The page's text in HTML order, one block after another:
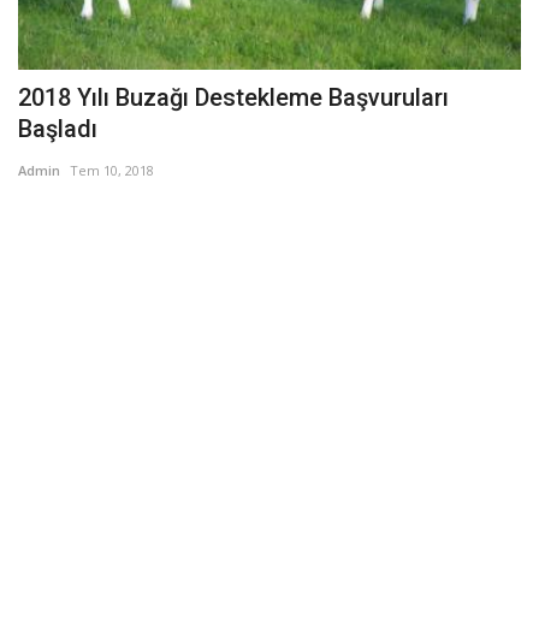
2018 Yılı Buzağı Destekleme Başvuruları
Başladı
Admin Tem 10, 2018